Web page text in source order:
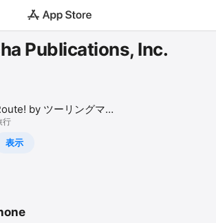
Publications, Inc.
by ツーリングマッ
ル
行
表示